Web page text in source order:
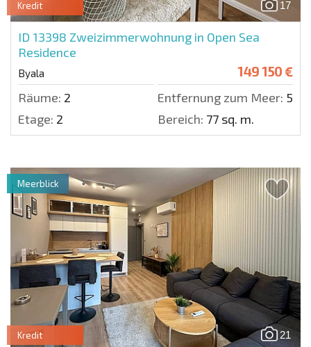
17
Kredit
ID 13398 Zweizimmerwohnung in Open Sea
Residence
Byala 149 150 €
Räume: 2 Entfernung zum Meer: 50
Etage: 2 Bereich: 77 sq. m.
21
Kredit
Meerblick